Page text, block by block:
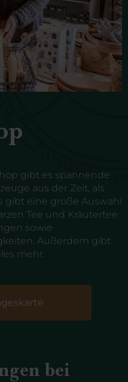
gibt es spannende
aus der Zeit, als
gibt eine große Auswahl
Tee und Kräutertee
sowie
Außerdem gibt
mehr.
bei